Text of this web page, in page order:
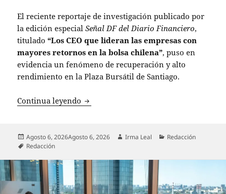
El reciente reportaje de investigación publicado por
la edición especialSeñal DF del Diario Financiero,
titulado“Los CEO que lideran las empresas con
mayores retornos en la bolsa chilena”, puso en
evidencia un fenómeno de recuperación y alto
rendimiento en la Plaza Bursátil de Santiago.
Continua leyendo Éxito Bursátil en Chile: Cómo Rodrigo
Publicado
el
Agosto 6, 2026Agosto 6, 2026 Autor
Irma Leal Categorías
Redacción
Etiquetas
Redacción